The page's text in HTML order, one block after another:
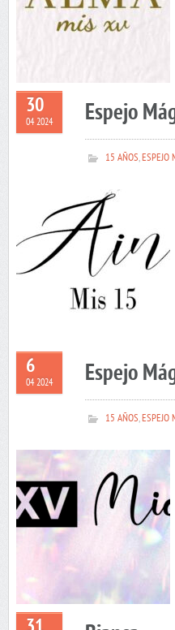
30
04 2024 Espejo
15 AÑOS,ESPEJO
6
04 2024 Espejo
15 AÑOS,ESPEJO